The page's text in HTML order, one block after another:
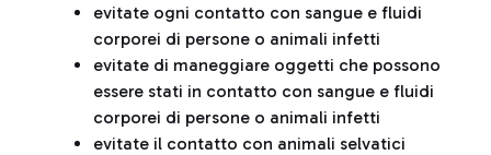
evitate ogni contatto con sangue e fluidi
corporei di persone o animali infetti
evitate di maneggiare oggetti che possono
essere stati in contatto con sangue e fluidi
corporei di persone o animali infetti
evitate il contatto con animali selvatici